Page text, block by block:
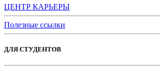
ЦЕНТР КАРЬЕРЫ
Полезные ссылки
ДЛЯ СТУДЕНТОВ